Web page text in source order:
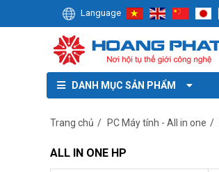
Language
DANH MỤC SẢN PHẨM
Trang chủ / PC Máy tính - All in one /
ALL IN ONE HP